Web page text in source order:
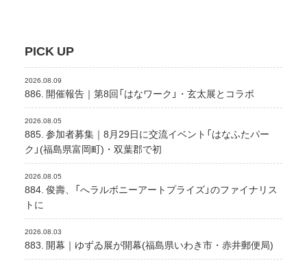
PICK UP
2026.08.09
886. 開催報告｜第8回「はなワーク」・玄太展とコラボ
2026.08.05
885. 参加者募集｜8月29日に交流イベント「はなふたパー
ク」(福島県富岡町)・双葉郡で初
2026.08.05
884. 俊壽、「へラルボニーアートプライズ」のファイナリス
トに
2026.08.03
883. 開幕｜ゆずゐ展が開幕(福島県いわき市・赤井郵便局)